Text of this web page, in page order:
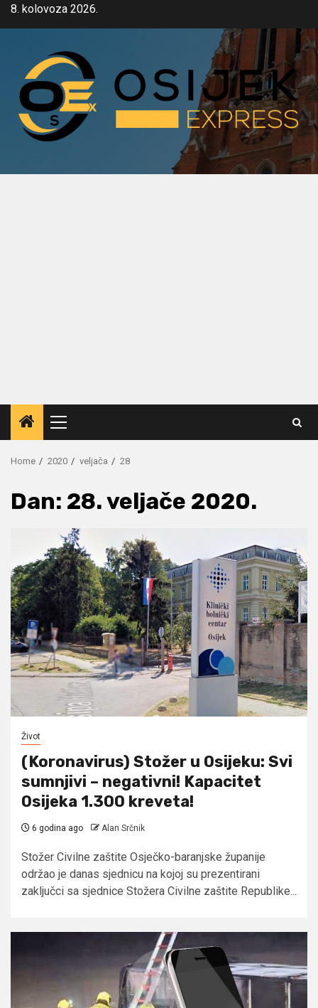
Skip8. kolovoza 2026.
Primary
Menu
Home 2020 veljača 28
Dan: 28. veljače 2020.
Život
(Koronavirus) Stožer u Osijeku: Svi
sumnjivi – negativni! Kapacitet
Osijeka 1.300 kreveta!
6 godina ago Alan Srčnik
Stožer Civilne zaštite Osječko-baranjske županije
održao je danas sjednicu na kojoj su prezentirani
zaključci sa sjednice Stožera Civilne zaštite Republike...